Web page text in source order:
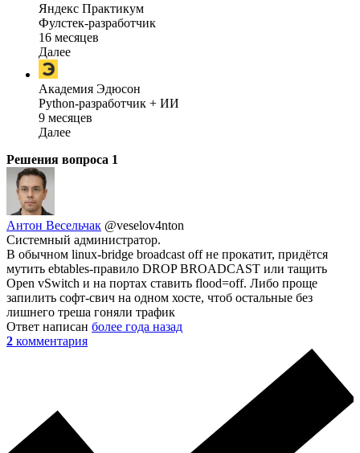
Яндекс Практикум
Фулстек-разработчик
16 месяцев
Далее
Академия Эдюсон
Python-разработчик + ИИ
9 месяцев
Далее
Решения вопроса 1
Антон Весельчак @veselov4nton
Системный администратор.
В обычном linux‑bridge broadcast off не прокатит, придётся
мутить ebtables-правило DROP BROADCAST или тащить
Open vSwitch и на портах ставить flood=off. Либо проще
запилить софт‑свич на одном хосте, чтоб остальные без
лишнего треша гоняли трафик
Ответ написан более года назад
2 комментария